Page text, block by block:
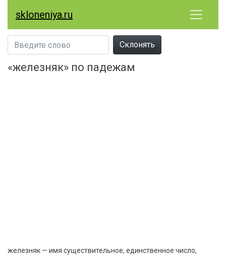
skloneniya.ru
Склонять
«железняк» по падежам
железняк — имя существительное, единственное число,